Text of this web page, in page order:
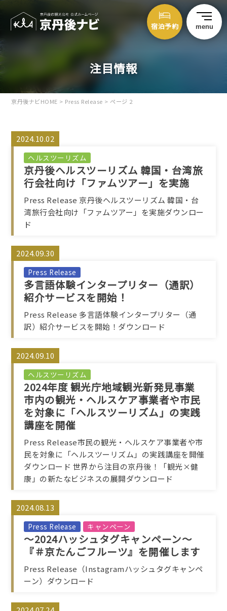
宿泊予約 menu
注目情報
京丹後ナビHOME > Press Release > ページ 2
2024.10.02
ヘルスツーリズム
京丹後ヘルスツーリズム 韓国・台湾旅
行会社向け「ファムツアー」を実施
Press Release 京丹後ヘルスツーリズム 韓国・台
湾旅行会社向け「ファムツアー」を実施ダウンロー
ド
2024.09.30
Press Release
多言語体験インタープリター（通訳）
紹介サービスを開始！
Press Release 多言語体験インタープリター（通
訳）紹介サービスを開始！ダウンロード
2024.09.10
ヘルスツーリズム
2024年度 観光庁地域観光新発見事業
市内の観光・ヘルスケア事業者や市民
を対象に「ヘルスツーリズム」の実践
講座を開催
Press Release市民の観光・ヘルスケア事業者や市
民を対象に「ヘルスツーリズム」の実践講座を開催
ダウンロード 世界から注目の京丹後！「観光×健
康」の新たなビジネスの展開ダウンロード
2024.08.13
Press Release キャンペーン
～2024ハッシュタグキャンペーン～
『＃京たんごフルーツ』を開催します
Press Release（Instagramハッシュタグキャンペ
ーン）ダウンロード